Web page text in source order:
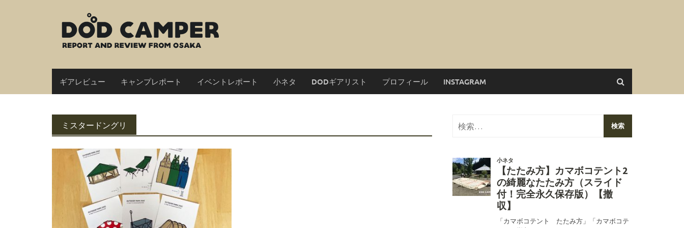
ギアレビュー キャンプレポート イベントレポート 小ネタ DODギアリスト プロフィール INSTAGRAM
ミスタードングリ
検
索: